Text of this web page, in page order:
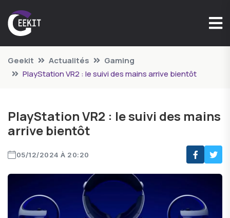
Geekit Actualités
Gaming
PlayStation VR2 : le suivi des mains arrive bientôt
PlayStation VR2 : le suivi des mains
arrive bientôt
05/12/2024 À 20:20